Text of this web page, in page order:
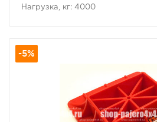
Нагрузка, кг: 4000
-5%